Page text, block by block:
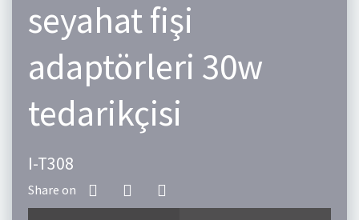
seyahat fişi
adaptörleri 30w
tedarikçisi
I-T308